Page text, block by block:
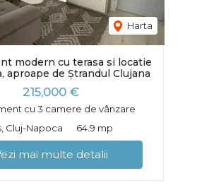
Harta
modern cu terasa si locatie
aproape de Ștrandul Clujana
215,000 €
cu 3 camere de vânzare
Cluj-Napoca
64.9 mp
mai multe detalii